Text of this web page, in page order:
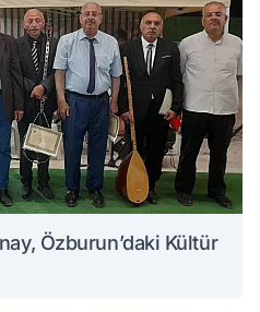
Özburun’daki Kültür